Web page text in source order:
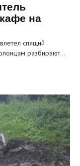
на
спящий
разбирают…